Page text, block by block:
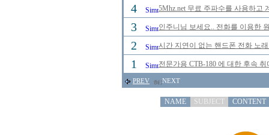
4 5Mhz.net 무료 주파수를 사용하고
3 인주니님 보세요.. 전화를 이용한
2 시간 지연이 없는 핸드폰 전화 노
1 전문가용 CTB-180 에 대한 후속
PREV NEXT